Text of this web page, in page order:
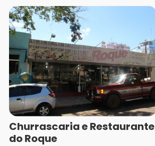
Churrascaria e Restaurante
do Roque